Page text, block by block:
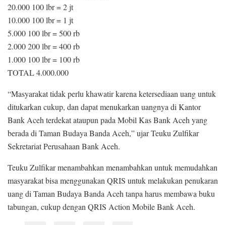
20.000 100 lbr = 2 jt
10.000 100 lbr = 1 jt
5.000 100 lbr = 500 rb
2.000 200 lbr = 400 rb
1.000 100 lbr = 100 rb
TOTAL 4.000.000
“Masyarakat tidak perlu khawatir karena ketersediaan uang untuk
ditukarkan cukup, dan dapat menukarkan uangnya di Kantor
Bank Aceh terdekat ataupun pada Mobil Kas Bank Aceh yang
berada di Taman Budaya Banda Aceh,” ujar Teuku Zulfikar
Sekretariat Perusahaan Bank Aceh.
Teuku Zulfikar menambahkan menambahkan untuk memudahkan
masyarakat bisa menggunakan QRIS untuk melakukan penukaran
uang di Taman Budaya Banda Aceh tanpa harus membawa buku
tabungan, cukup dengan QRIS Action Mobile Bank Aceh.